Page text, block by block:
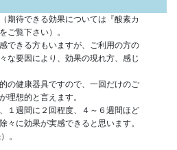
期待できる効果については『酸素カ
ご覧下さい）。
できる方もいますが、ご利用の方の
な要因により、効果の現れ方、感じ
の健康器具ですので、一回だけのご
理想的と言えます。
１週間に２回程度、４～６週間ほど
々に効果が実感できると思います。
。